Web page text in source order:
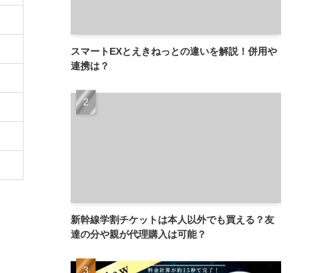
スマートEXとえきねっとの違いを解説！併用や
連携は？
新幹線学割チケットは本人以外でも買える？友
達の分や親が代理購入は可能？